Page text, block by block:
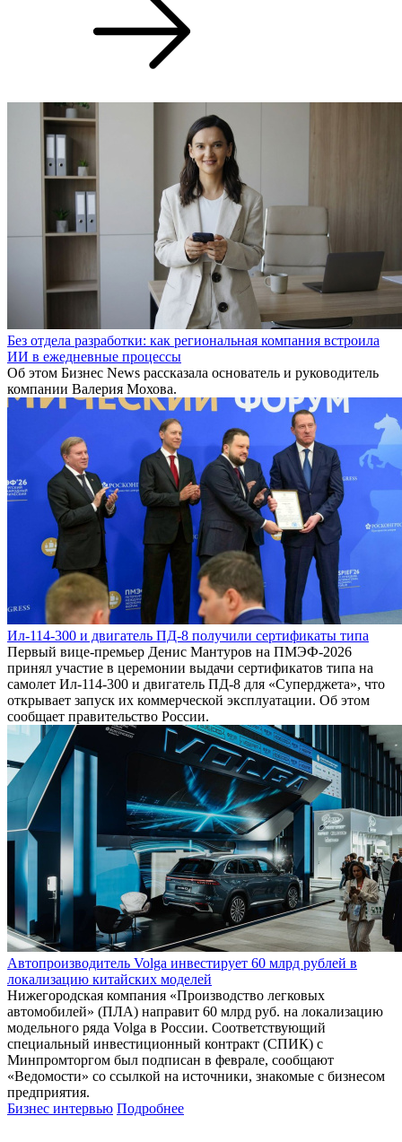
Без отдела разработки: как региональная компания встроила
ИИ в ежедневные процессы
Об этом Бизнес News рассказала основатель и руководитель
компании Валерия Мохова.
Ил-114-300 и двигатель ПД-8 получили сертификаты типа
Первый вице-премьер Денис Мантуров на ПМЭФ-2026
принял участие в церемонии выдачи сертификатов типа на
самолет Ил-114-300 и двигатель ПД-8 для «Суперджета», что
открывает запуск их коммерческой эксплуатации. Об этом
сообщает правительство России.
Автопроизводитель Volga инвестирует 60 млрд рублей в
локализацию китайских моделей
Нижегородская компания «Производство легковых
автомобилей» (ПЛА) направит 60 млрд руб. на локализацию
модельного ряда Volga в России. Соответствующий
специальный инвестиционный контракт (СПИК) с
Минпромторгом был подписан в феврале, сообщают
«Ведомости» со ссылкой на источники, знакомые с бизнесом
предприятия.
Бизнес интервью Подробнее